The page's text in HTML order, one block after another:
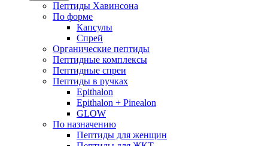
Пептиды Хавинсона
По форме
Капсулы
Спрей
Органические пептиды
Пептидные комплексы
Пептидные спреи
Пептиды в ручках
Epithalon
Epithalon + Pinealon
GLOW
По назначению
Пептиды для женщин